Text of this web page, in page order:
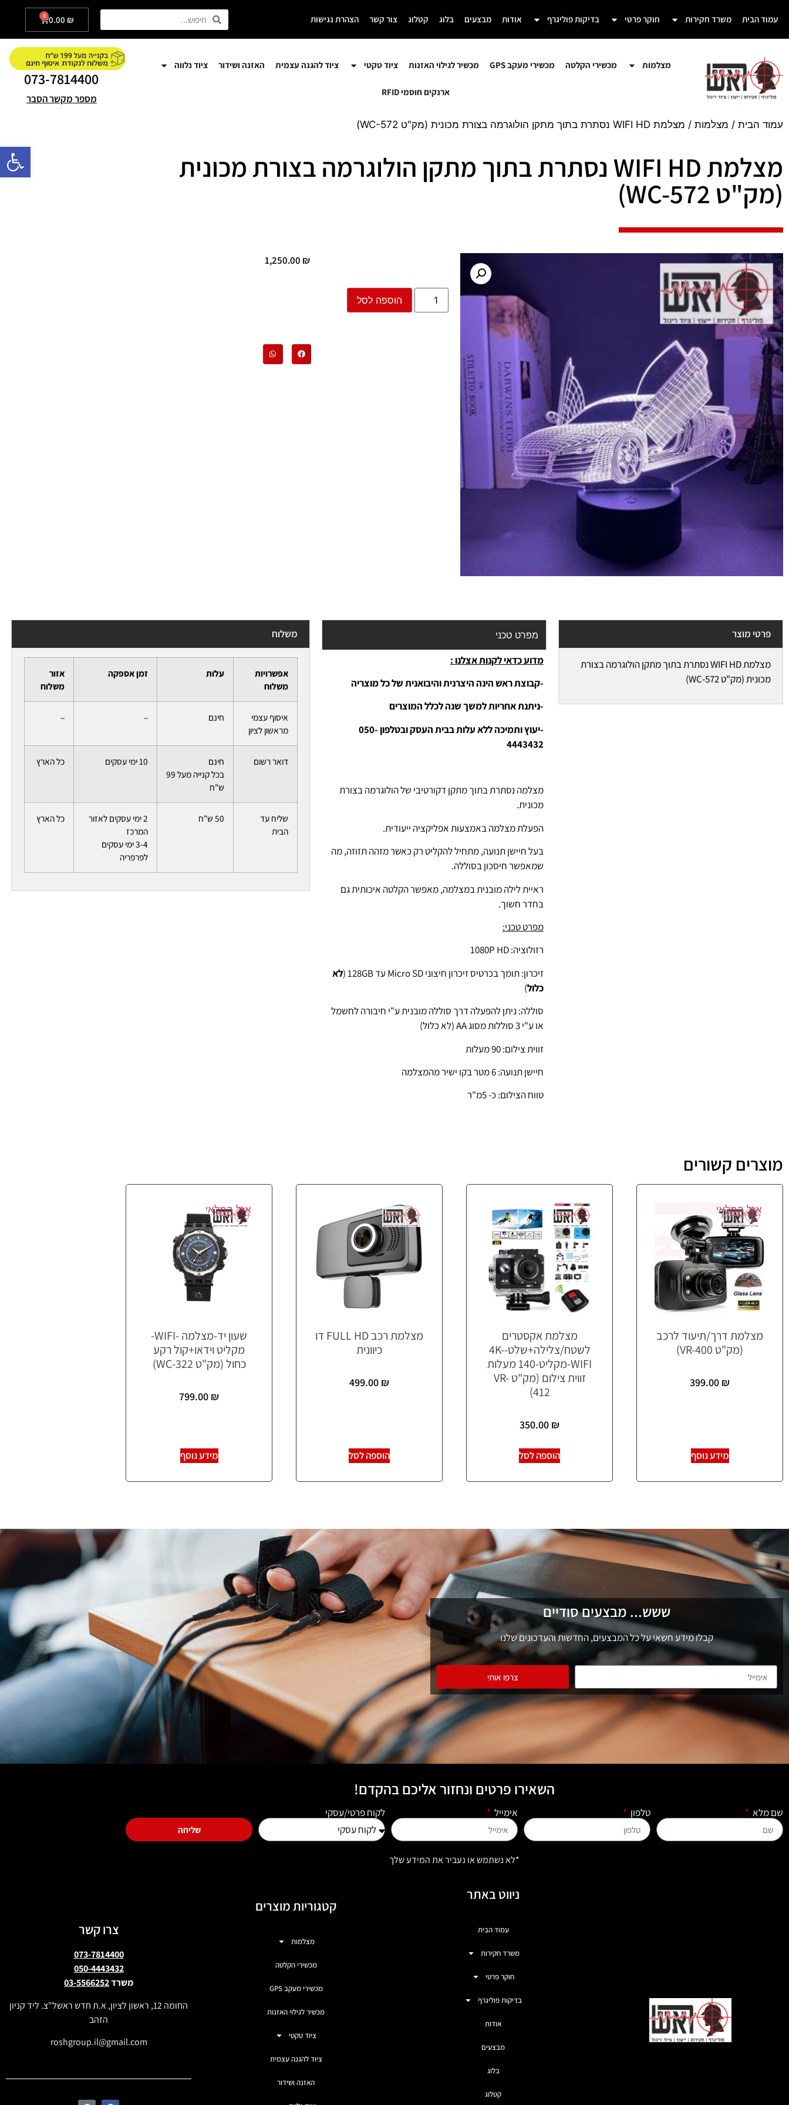
פתח
עמוד הבית משרד חקירות חוקר פרטי בדיקות פוליגרף אודות מבצעים בלוג קטלוג צור קשר הצהרת נגישות 0.00 ₪
0
מצלמות מכשירי הקלטה מכשירי מעקב GPS מכשיר לגילוי האזנות ציוד טקטי ציוד להגנה עצמית האזנה ושידור ציוד נלווה
ארנקים חוסמי RFID
073-7814400
מספר מקשר הסבר
עמוד הבית / מצלמות / מצלמת WIFI HD נסתרת בתוך מתקן הולוגרמה בצורת מכונית (מק"ט WC-572)
מצלמת WIFI HD נסתרת בתוך מתקן הולוגרמה בצורת מכונית
(מק"ט WC-572)
1,250.00 ₪
הוספה לסל
פרטי מוצר
מצלמת WIFI HD נסתרת בתוך מתקן הולוגרמה בצורת
מכונית (מק"ט WC-572)
מפרט טכני
מדוע כדאי לקנות אצלנו :
-קבוצת ראש הינה היצרנית והיבואנית של כל מוצריה
-ניתנת אחריות למשך שנה לכלל המוצרים
-יעוץ ותמיכה ללא עלות בבית העסק ובטלפון 050-
4443432
מצלמה נסתרת בתוך מתקן דקורטיבי של הולוגרמה בצורת
מכונית.
הפעלת מצלמה באמצעות אפליקציה ייעודית.
בעל חיישן תנועה, מתחיל להקליט רק כאשר מזהה תזוזה, מה
שמאפשר חיסכון בסוללה.
ראיית לילה מובנית במצלמה, מאפשר הקלטה איכותית גם
בחדר חשוך.
מפרט טכני:
רזולוציה: 1080P HD
זיכרון: תומך בכרטיס זיכרון חיצוני Micro SD עד 128GB (
לא
כלול)
סוללה: ניתן להפעלה דרך סוללה מובנית ע"י חיבורה לחשמל
או ע"י 3 סוללות מסוג AA (לא כלול)
זווית צילום: 90 מעלות
חיישן תנועה: 6 מטר בקו ישיר מהמצלמה
טווח הצילום: כ- 5מ"ר
משלוח
אפשרויות
משלוח
עלות זמן אספקה
אזור
משלוח
איסוף עצמי
מראשון לציון
חינם –
–
דואר רשום
חינם
בכל קנייה מעל 99
ש"ח
10 ימי עסקים כל הארץ
שליח עד
הבית
50 ש"ח
2 ימי עסקים לאזור
המרכז
3-4 ימי עסקים
לפרפריה
כל הארץ
מוצרים קשורים
אזל המלאי
מצלמת דרך/תיעוד לרכב
(מק"ט VR-400)
399.00 ₪
מידע נוסף
מצלמת אקסטרים
לשטח/צלילה+שלט-4K-
WIFI-מקליט-140 מעלות
זווית צילום (מק"ט VR-
412)
350.00 ₪
הוספה לסל
מצלמת רכב FULL HD דו
כיוונית
499.00 ₪
הוספה לסל
אזל המלאי
שעון יד-מצלמה -WIFI-
מקליט וידאו+קול רקע
כחול (מק"ט WC-322)
799.00 ₪
מידע נוסף
ששש... מבצעים סודיים
קבלו מידע חשאי על כל המבצעים, החדשות והעדכונים שלנו
צרפו אותי
השאירו פרטים ונחזור אליכם בהקדם!
שם מלא טלפון אימייל לקוח פרטי/עסקי
שליחה
*לא נשתמש או נעביר את המידע שלך
ניווט באתר
עמוד הבית
משרד חקירות
חוקר פרטי
בדיקות פוליגרף
אודות
מבצעים
בלוג
קטלוג
קטגוריות מוצרים
מצלמות
מכשירי הקלטה
מכשירי מעקב GPS
מכשיר לגילוי האזנות
ציוד טקטי
ציוד להגנה עצמית
האזנה ושידור
צרו קשר
073-7814400
050-4443432
משרד03-5566252
החומה 12, ראשון לציון, א.ת חדש ראשל"צ. ליד קניון
הזהב
roshgroup.il@gmail.com